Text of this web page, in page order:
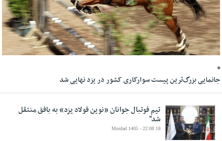
18 Mordad 1405 - 22:29
جانمایی بزرگ‌ترین پیست سوارکاری کشور در یزد نهایی شد
تیم فوتبال جوانان «نوین فولاد یزد» به بافق منتقل
شد"
18 Mordad 1405 - 22:08